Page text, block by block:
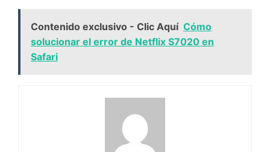
Contenido exclusivo - Clic Aquí Cómo
solucionar el error de Netflix S7020 en
Safari